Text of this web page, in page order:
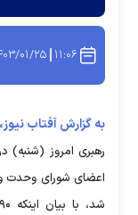
۱۱:۰۶ ۱۴۰۳/۰۱/
به گزارش آفتاب نیوز،
رهبری امروز
اعضای شورای وحدت